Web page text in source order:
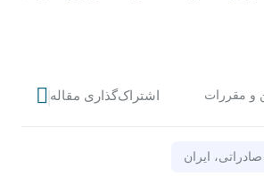
و مقررات اشتراک‌گذاری مقاله
ایران